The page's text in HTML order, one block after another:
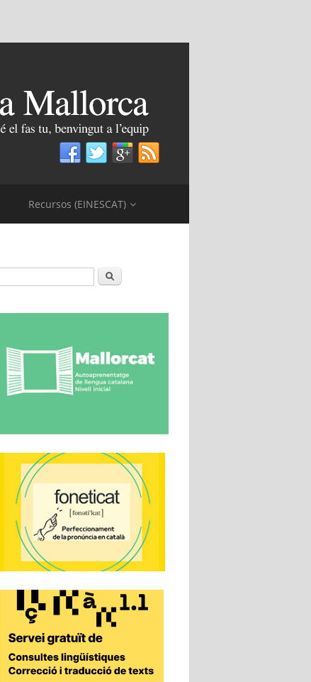
Recursos (EINESCAT)
Formulari de cercaCerca